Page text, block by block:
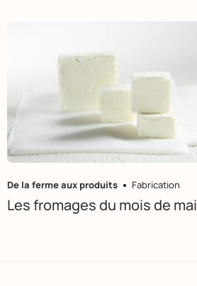
De la ferme aux produits Fabrication
Les fromages du mois de mai